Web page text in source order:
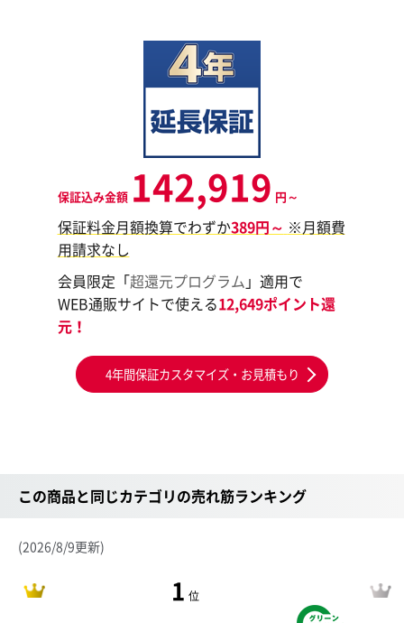
保証込み金額 142,919 円～
保証料金月額換算でわずか389円～ ※月額費
用請求なし
会員限定「超還元プログラム 」適用で
WEB通販サイトで使える12,649ポイント還
元！
4年間保証カスタマイズ・お見積もり
この商品と同じカテゴリの売れ筋ランキング
(2026/8/9更新)
1 位